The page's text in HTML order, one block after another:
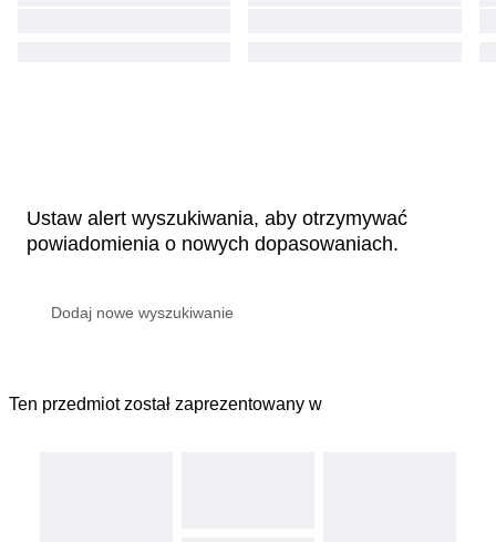
Ustaw alert wyszukiwania, aby otrzymywać
powiadomienia o nowych dopasowaniach.
Ten przedmiot został zaprezentowany w